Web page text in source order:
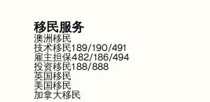
移民服务
澳洲移民
技术移民189/190/491
雇主担保482/186/494
投资移民188/888
英国移民
美国移民
加拿大移民